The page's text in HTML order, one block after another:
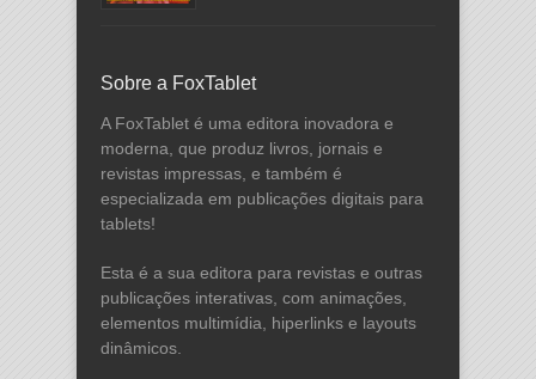
Sobre a FoxTablet
A FoxTablet é uma editora inovadora e
moderna, que produz livros, jornais e
revistas impressas, e também é
especializada em publicações digitais para
tablets!
Esta é a sua editora para revistas e outras
publicações interativas, com animações,
elementos multimídia, hiperlinks e layouts
dinâmicos.